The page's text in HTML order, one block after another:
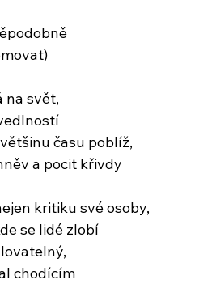
na svět,
času poblíž,
a pocit křivdy
kritiku své osoby,
se lidé zlobí
chodícím